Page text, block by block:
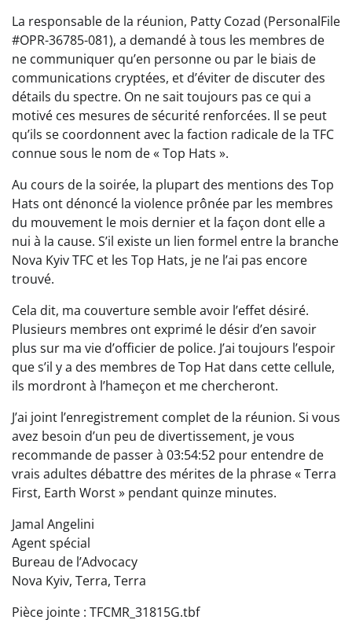
La responsable de la réunion, Patty Cozad (PersonalFile
#OPR-36785-081), a demandé à tous les membres de
ne communiquer qu’en personne ou par le biais de
communications cryptées, et d’éviter de discuter des
détails du spectre. On ne sait toujours pas ce qui a
motivé ces mesures de sécurité renforcées. Il se peut
qu’ils se coordonnent avec la faction radicale de la TFC
connue sous le nom de « Top Hats ».
Au cours de la soirée, la plupart des mentions des Top
Hats ont dénoncé la violence prônée par les membres
du mouvement le mois dernier et la façon dont elle a
nui à la cause. S’il existe un lien formel entre la branche
Nova Kyiv TFC et les Top Hats, je ne l’ai pas encore
trouvé.
Cela dit, ma couverture semble avoir l’effet désiré.
Plusieurs membres ont exprimé le désir d’en savoir
plus sur ma vie d’officier de police. J’ai toujours l’espoir
que s’il y a des membres de Top Hat dans cette cellule,
ils mordront à l’hameçon et me chercheront.
J’ai joint l’enregistrement complet de la réunion. Si vous
avez besoin d’un peu de divertissement, je vous
recommande de passer à 03:54:52 pour entendre de
vrais adultes débattre des mérites de la phrase « Terra
First, Earth Worst » pendant quinze minutes.
Jamal Angelini
Agent spécial
Bureau de l’Advocacy
Nova Kyiv, Terra, Terra
Pièce jointe : TFCMR_31815G.tbf